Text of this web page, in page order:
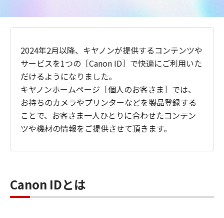
2024年2月以降、キヤノンが提供するコンテンツや
サービスを1つの［Canon ID］で快適にご利用いた
だけるようになりました。
キヤノンホームページ［個人のお客さま］では、
お持ちのカメラやプリンターなどを製品登録する
ことで、お客さま一人ひとりに合わせたコンテン
ツや機材の情報をご提供させて頂きます。
Canon IDとは